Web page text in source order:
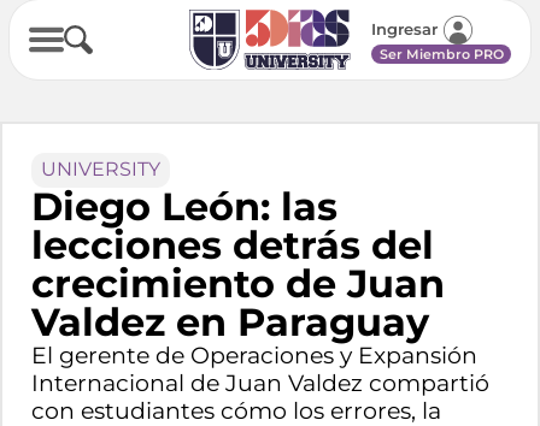
Ser Miembro PRO
Ingresar
UNIVERSITY
Diego León: las
lecciones detrás del
crecimiento de Juan
Valdez en Paraguay
El gerente de Operaciones y Expansión
Internacional de Juan Valdez compartió
con estudiantes cómo los errores, la